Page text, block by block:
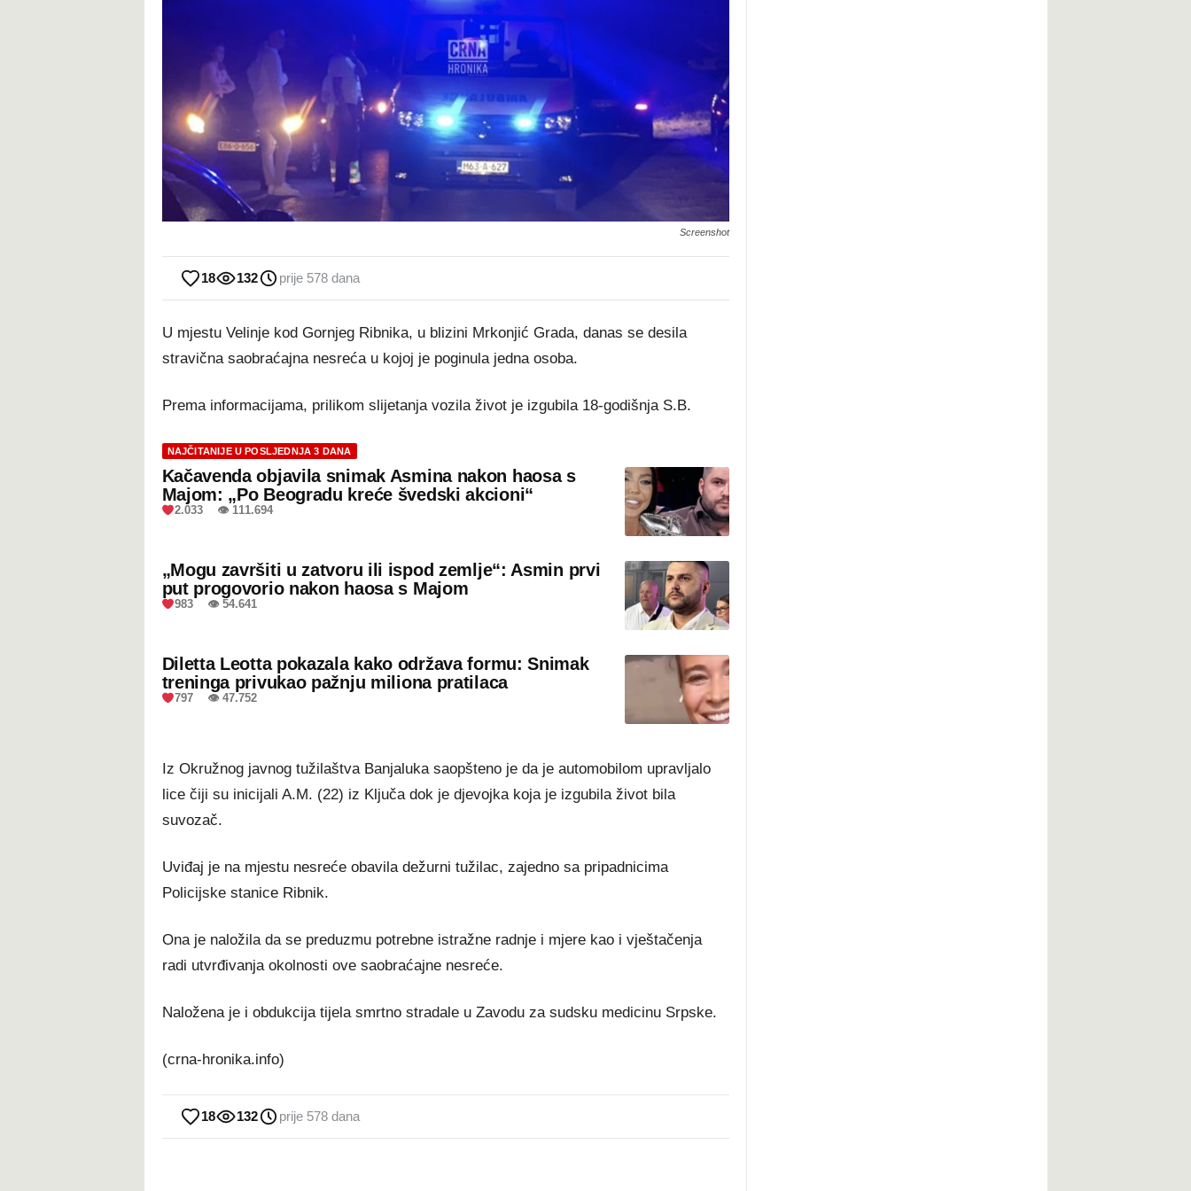
Screenshot
18 132 prije 578 dana
U mjestu Velinje kod Gornjeg Ribnika, u blizini Mrkonjić Grada, danas se desila
stravična saobraćajna nesreća u kojoj je poginula jedna osoba.
Prema informacijama, prilikom slijetanja vozila život je izgubila 18-godišnja S.B.
NAJČITANIJE U POSLJEDNJA 3 DANA
Kačavenda objavila snimak Asmina nakon haosa s
Majom: „Po Beogradu kreće švedski akcioni“
2.033 👁 111.694
„Mogu završiti u zatvoru ili ispod zemlje“: Asmin prvi
put progovorio nakon haosa s Majom
983 👁 54.641
Diletta Leotta pokazala kako održava formu: Snimak
treninga privukao pažnju miliona pratilaca
797 👁 47.752
Iz Okružnog javnog tužilaštva Banjaluka saopšteno je da je automobilom upravljalo
lice čiji su inicijali A.M. (22) iz Ključa dok je djevojka koja je izgubila život bila
suvozač.
Uviđaj je na mjestu nesreće obavila dežurni tužilac, zajedno sa pripadnicima
Policijske stanice Ribnik.
Ona je naložila da se preduzmu potrebne istražne radnje i mjere kao i vještačenja
radi utvrđivanja okolnosti ove saobraćajne nesreće.
Naložena je i obdukcija tijela smrtno stradale u Zavodu za sudsku medicinu Srpske.
(crna-hronika.info)
18 132 prije 578 dana